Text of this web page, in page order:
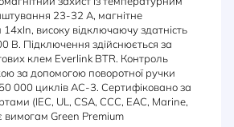
23-32 A, магнітне
високу відключаючу здатність
В. Підключення здійснюється за
клем Everlink BTR. Контроль
за допомогою поворотної ручки
000 циклів AC-3. Сертифіковано за
(IEC, UL, CSA, CCC, EAC, Marine,
вимогам Green Premium